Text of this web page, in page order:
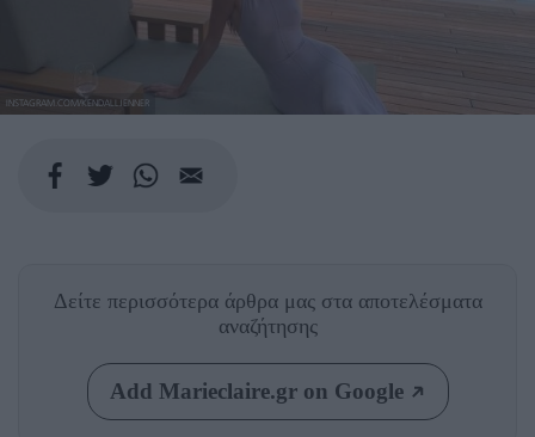
INSTAGRAM.COM/KENDALLJENNER
Δείτε περισσότερα άρθρα μας στα αποτελέσματα
αναζήτησης
Add Marieclaire.gr on Google